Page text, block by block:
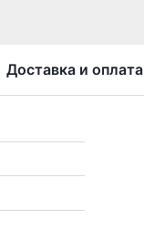
Доставка и оплата